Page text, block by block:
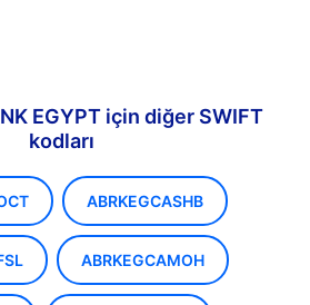
EGYPT için diğer SWIFT
kodları
ABRKEGCASHB
ABRKEGCAMOH